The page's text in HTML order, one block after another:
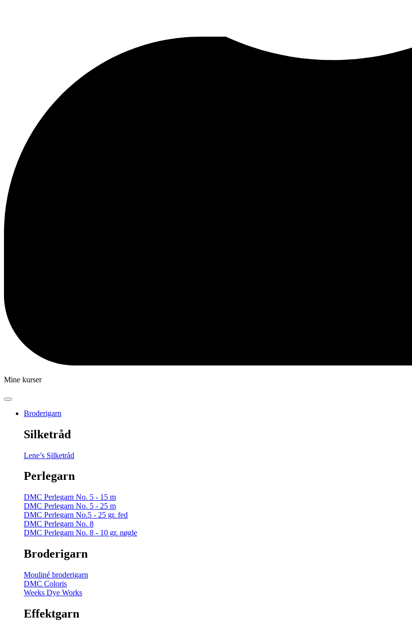
Mine kurser
Broderigarn
Silketråd
Lene’s Silketråd
Perlegarn
DMC Perlegarn No. 5 - 15 m
DMC Perlegarn No. 5 - 25 m
DMC Perlegarn No.5 - 25 gr. fed
DMC Perlegarn No. 8
DMC Perlegarn No. 8 - 10 gr. nøgle
Broderigarn
Mouliné broderigarn
DMC Coloris
Weeks Dye Works
Effektgarn